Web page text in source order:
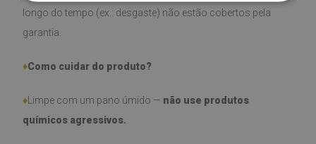
longo do tempo (ex.: desgaste) não estão cobertos pela
garantia.
♦Como cuidar do produto?
♦ Limpe com um pano úmido — não use produtos
químicos agressivos.